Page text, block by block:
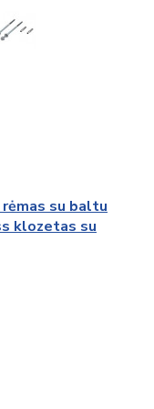
su baltu
klozetas su